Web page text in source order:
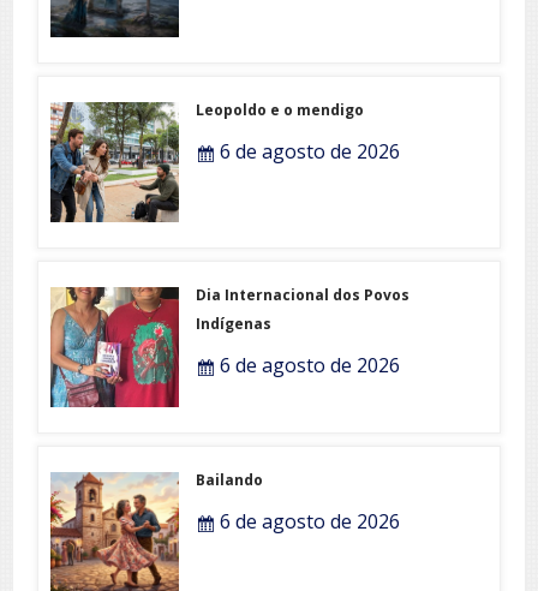
Leopoldo e o mendigo
6 de agosto de 2026
Dia Internacional dos Povos
Indígenas
6 de agosto de 2026
Bailando
6 de agosto de 2026